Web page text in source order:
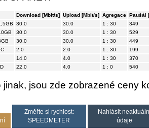
Download [Mbit/s] Upload [Mbit/s] Agregace Paušál
30.0 30.0 1 : 30
349
30.0 30.0 1 : 30
529
30.0 30.0 1 : 30
449
2.0 2.0 1 : 30
199
14.0 4.0 1 : 30
370
22.0 4.0 1 : 0 540
jinak, jsou zde zobrazené ceny
Změřte si rychlost:
SPEEDMETER
Nahlásit
údaje